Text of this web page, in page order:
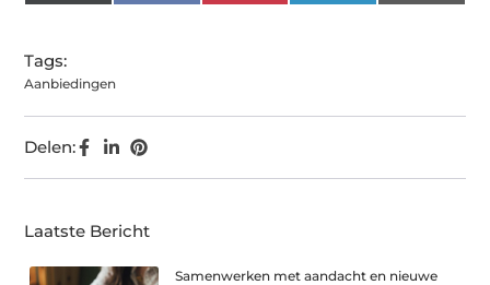
(Twitter)
Tags:
Aanbiedingen
Delen:
Laatste Bericht
Samenwerken met aandacht en nieuwe